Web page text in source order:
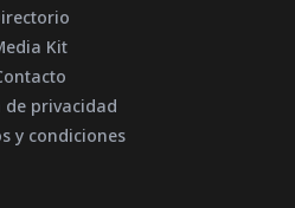
Kit
de privacidad
y condiciones